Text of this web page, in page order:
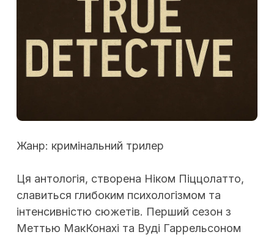
Жанр: кримінальний трилер
Ця антологія, створена Ніком Піццолатто,
славиться глибоким психологізмом та
інтенсивністю сюжетів. Перший сезон з
Меттью МакКонахі та Вуді Гаррельсоном